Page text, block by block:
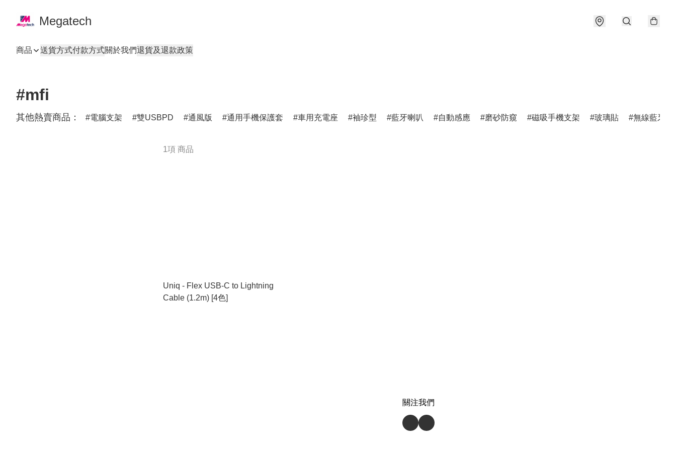
Megatech
商品 送貨方式付款方式關於我們退貨及退款政策
#mfi
其他熱賣商品： 電腦支架 雙USBPD 通風版 通用手機保護套 車用充電座 袖珍型 藍牙喇叭 自動感應 磨砂防窺 磁吸手機支架 玻璃貼 無線藍牙耳
1項 商品
Uniq - Flex USB-C to Lightning
Cable (1.2m) [4色]
關注我們